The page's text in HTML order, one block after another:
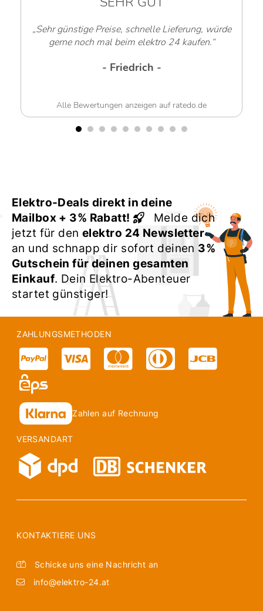
„Sehr günstige Preise, schnelle Lieferung, würde
gerne noch mal beim elektro 24 kaufen.“
- Friedrich -
Alle Bewertungen anzeigen auf ratedo.de
Elektro-Deals direkt in deine
Mailbox + 3% Rabatt!
Melde dich
jetzt für denelektro 24 Newsletter
an und schnapp dir sofort deinen 3%
Gutschein für deinen gesamten
Einkauf. Dein Elektro-Abenteuer
startet günstiger!
ZAHLUNGSMETHODEN
Zahlen auf Rechnung
VERSANDART
KONTAKTIERE UNS
Schicke uns eine Nachricht an
info@elektro-24.at